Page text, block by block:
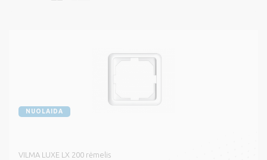
NUOLAIDA
VILMA LUXE LX 200 rėmelis